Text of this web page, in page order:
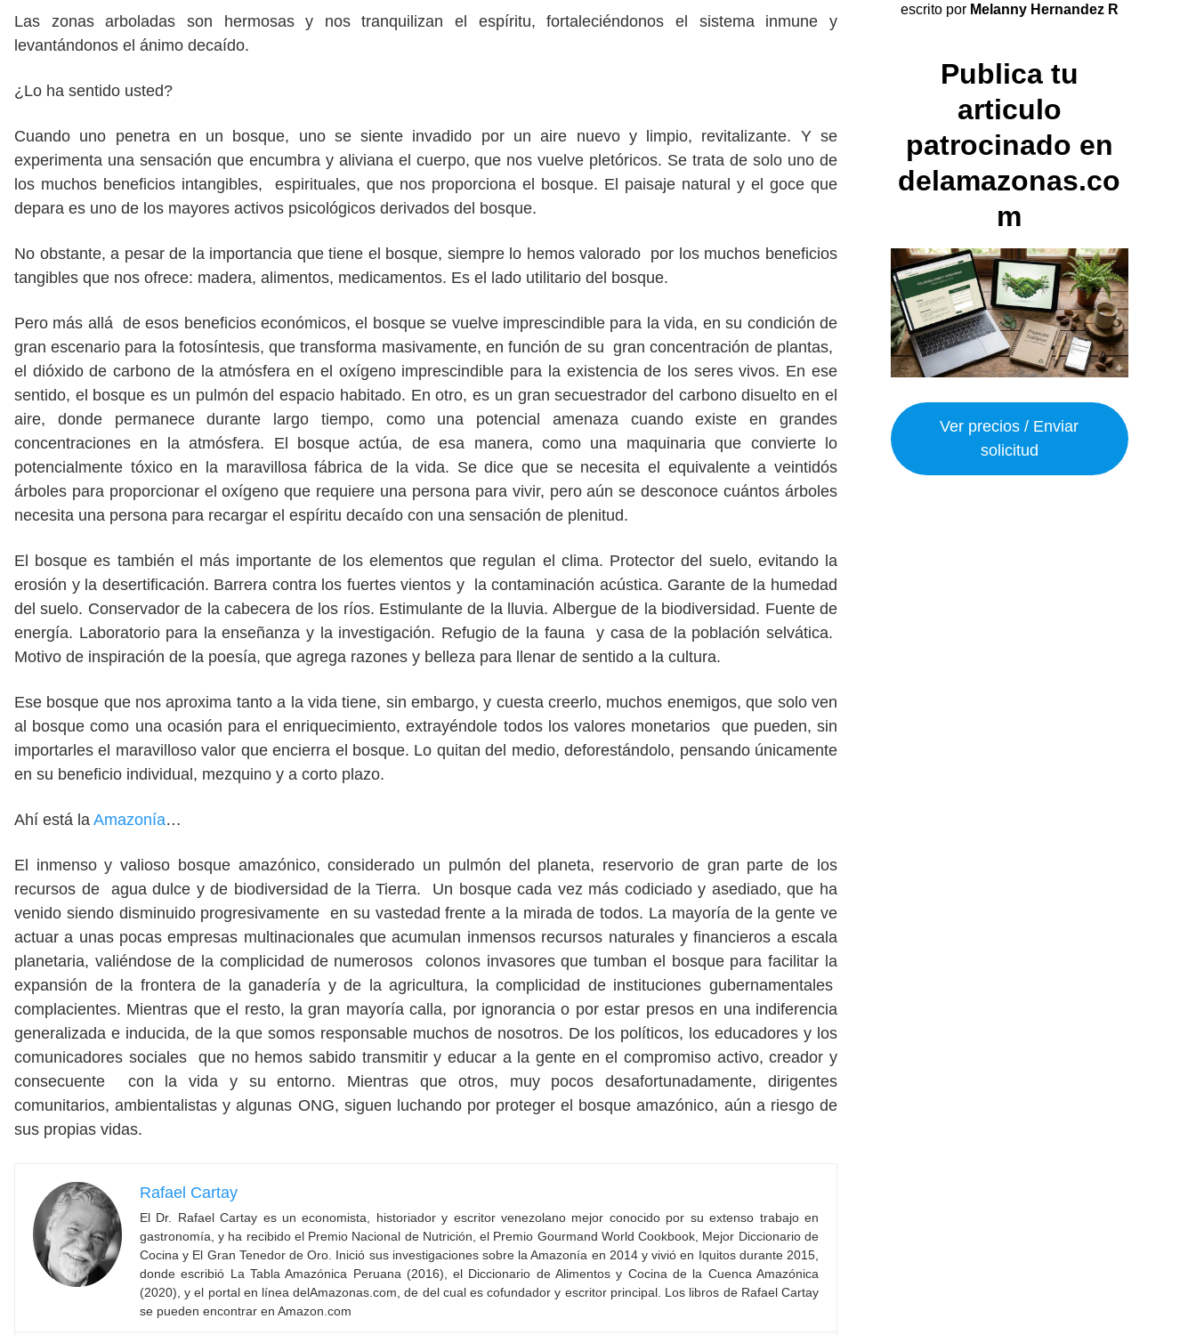
Las zonas arboladas son hermosas y nos tranquilizan el espíritu, fortaleciéndonos el sistema inmune y
levantándonos el ánimo decaído.
¿Lo ha sentido usted?
Cuando uno penetra en un bosque, uno se siente invadido por un aire nuevo y limpio, revitalizante. Y se
experimenta una sensación que encumbra y aliviana el cuerpo, que nos vuelve pletóricos. Se trata de solo uno de
los muchos beneficios intangibles, espirituales, que nos proporciona el bosque. El paisaje natural y el goce que
depara es uno de los mayores activos psicológicos derivados del bosque.
No obstante, a pesar de la importancia que tiene el bosque, siempre lo hemos valorado por los muchos beneficios
tangibles que nos ofrece: madera, alimentos, medicamentos. Es el lado utilitario del bosque.
Pero más allá de esos beneficios económicos, el bosque se vuelve imprescindible para la vida, en su condición de
gran escenario para la fotosíntesis, que transforma masivamente, en función de su gran concentración de plantas,
el dióxido de carbono de la atmósfera en el oxígeno imprescindible para la existencia de los seres vivos. En ese
sentido, el bosque es un pulmón del espacio habitado. En otro, es un gran secuestrador del carbono disuelto en el
aire, donde permanece durante largo tiempo, como una potencial amenaza cuando existe en grandes
concentraciones en la atmósfera. El bosque actúa, de esa manera, como una maquinaria que convierte lo
potencialmente tóxico en la maravillosa fábrica de la vida. Se dice que se necesita el equivalente a veintidós
árboles para proporcionar el oxígeno que requiere una persona para vivir, pero aún se desconoce cuántos árboles
necesita una persona para recargar el espíritu decaído con una sensación de plenitud.
El bosque es también el más importante de los elementos que regulan el clima. Protector del suelo, evitando la
erosión y la desertificación. Barrera contra los fuertes vientos y la contaminación acústica. Garante de la humedad
del suelo. Conservador de la cabecera de los ríos. Estimulante de la lluvia. Albergue de la biodiversidad. Fuente de
energía. Laboratorio para la enseñanza y la investigación. Refugio de la fauna y casa de la población selvática.
Motivo de inspiración de la poesía, que agrega razones y belleza para llenar de sentido a la cultura.
Ese bosque que nos aproxima tanto a la vida tiene, sin embargo, y cuesta creerlo, muchos enemigos, que solo ven
al bosque como una ocasión para el enriquecimiento, extrayéndole todos los valores monetarios que pueden, sin
importarles el maravilloso valor que encierra el bosque. Lo quitan del medio, deforestándolo, pensando únicamente
en su beneficio individual, mezquino y a corto plazo.
Ahí está la Amazonía…
El inmenso y valioso bosque amazónico, considerado un pulmón del planeta, reservorio de gran parte de los
recursos de agua dulce y de biodiversidad de la Tierra. Un bosque cada vez más codiciado y asediado, que ha
venido siendo disminuido progresivamente en su vastedad frente a la mirada de todos. La mayoría de la gente ve
actuar a unas pocas empresas multinacionales que acumulan inmensos recursos naturales y financieros a escala
planetaria, valiéndose de la complicidad de numerosos colonos invasores que tumban el bosque para facilitar la
expansión de la frontera de la ganadería y de la agricultura, la complicidad de instituciones gubernamentales
complacientes. Mientras que el resto, la gran mayoría calla, por ignorancia o por estar presos en una indiferencia
generalizada e inducida, de la que somos responsable muchos de nosotros. De los políticos, los educadores y los
comunicadores sociales que no hemos sabido transmitir y educar a la gente en el compromiso activo, creador y
consecuente con la vida y su entorno. Mientras que otros, muy pocos desafortunadamente, dirigentes
comunitarios, ambientalistas y algunas ONG, siguen luchando por proteger el bosque amazónico, aún a riesgo de
sus propias vidas.
Rafael Cartay
El Dr. Rafael Cartay es un economista, historiador y escritor venezolano mejor conocido por su extenso trabajo en
gastronomía, y ha recibido el Premio Nacional de Nutrición, el Premio Gourmand World Cookbook, Mejor Diccionario de
Cocina y El Gran Tenedor de Oro. Inició sus investigaciones sobre la Amazonía en 2014 y vivió en Iquitos durante 2015,
donde escribió La Tabla Amazónica Peruana (2016), el Diccionario de Alimentos y Cocina de la Cuenca Amazónica
(2020), y el portal en línea delAmazonas.com, de del cual es cofundador y escritor principal. Los libros de Rafael Cartay
se pueden encontrar en Amazon.com
escrito por Melanny Hernandez R
Publica tu
articulo
patrocinado en
delamazonas.co
m
Ver precios / Enviar
solicitud